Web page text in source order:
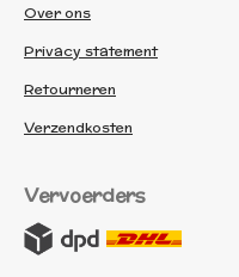
Over ons
Privacy statement
Retourneren
Verzendkosten
Vervoerders